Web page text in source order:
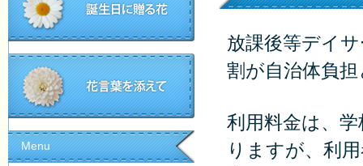
放課後等デイ
割が自治体負
利用料金は、
りますが、利
Menu